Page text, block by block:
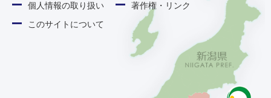
個人情報の取り扱い
著作権・リンク
このサイトについて